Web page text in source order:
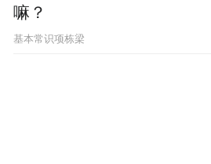
嘛？
基本常识项栋梁